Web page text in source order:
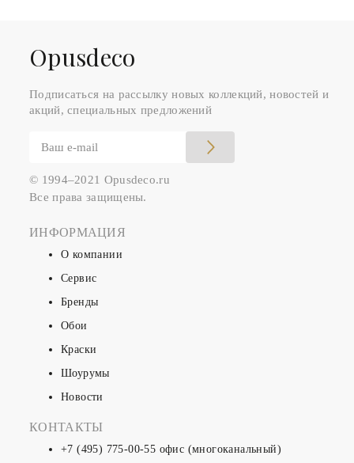
Оpusdeco
Подписаться на рассылку новых коллекций, новостей и
акций, специальных предложений
© 1994–2021 Opusdeco.ru
Все права защищены.
ИНФОРМАЦИЯ
О компании
Сервис
Бренды
Обои
Краски
Шоурумы
Новости
КОНТАКТЫ
+7 (495) 775-00-55 офис (многоканальный)